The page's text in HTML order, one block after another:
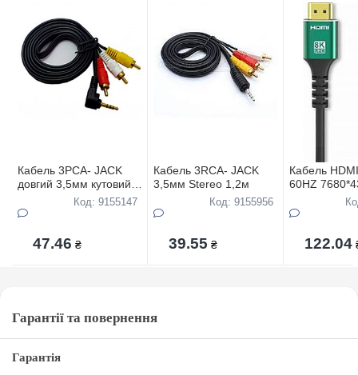
Кабель 3PCA- JACK
довгий 3,5мм кутовий
Код: 9155147
47.46 ₴
Кабель 3RCA- JACK
3,5мм Stereo 1,2м
Код: 9155956
39.55 ₴
Кабель
60HZ
122.04
Гарантії та повернення
Гарантія